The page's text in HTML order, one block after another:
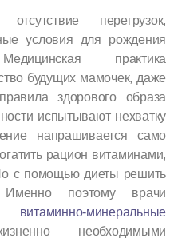
перегрузок,
условия для рождения
практика
будущих мамочек, даже
здорового образа
испытывают нехватку
напрашивается само
рацион витаминами,
с помощью диеты решить
поэтому врачи
витаминно-минеральные
необходимыми